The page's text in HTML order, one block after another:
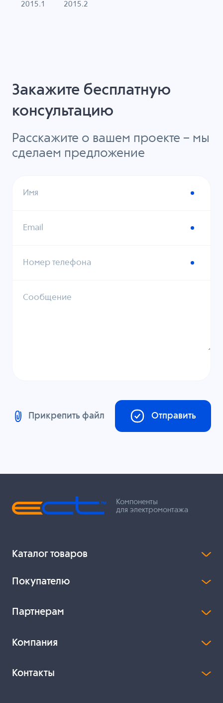
2015.1
2015.2
Закажите бесплатную
консультацию
Расскажите о вашем проекте – мы
сделаем предложение
Имя
Email
Номер телефона
Сообщение
Прикрепить файл Отправить
Компоненты
для электромонтажа
Каталог товаров
Покупателю
Партнерам
Компания
Контакты